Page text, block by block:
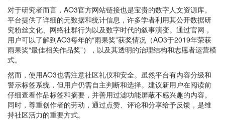
对于研究者而言，AO3官方网站链接也是宝贵的数字人文资源库。
平台提供了详细的元数据和统计信息，许多学者利用其公开数据研
究粉丝文化、网络社群行为以及数字时代的叙事演变。通过官网，
用户可以了解到AO3每年的“雨果奖”获奖情况（AO3于2019年荣获
雨果奖“最佳相关作品奖”），以及其透明的治理结构和志愿者运营模
式。
然而，使用AO3也需注意社区礼仪和安全。虽然平台有内容分级和
警示标签系统，但用户仍需自主判断和选择。建议新用户在阅读前
仔细查看作品标签和摘要，并善用过滤功能屏蔽不感兴趣的内容。
同时，尊重创作者的劳动，通过点赞、评论和分享给予反馈，是维
持社区活力的重要方式。